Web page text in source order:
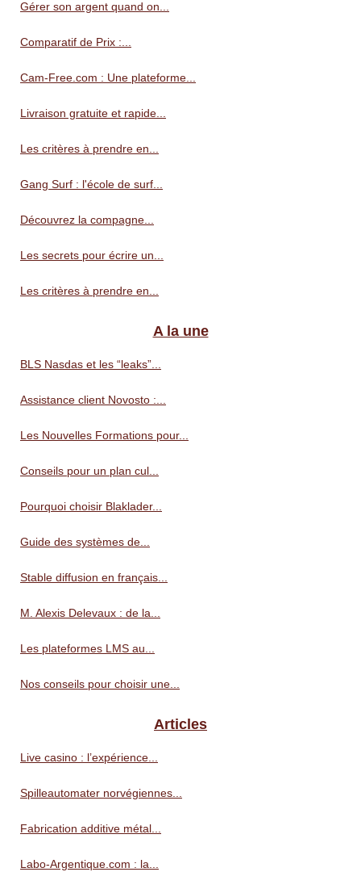
Gérer son argent quand on...
Comparatif de Prix :...
Cam-Free.com : Une plateforme...
Livraison gratuite et rapide...
Les critères à prendre en...
Gang Surf : l'école de surf...
Découvrez la compagne...
Les secrets pour écrire un...
Les critères à prendre en...
A la une
BLS Nasdas et les “leaks”...
Assistance client Novosto :...
Les Nouvelles Formations pour...
Conseils pour un plan cul...
Pourquoi choisir Blaklader...
Guide des systèmes de...
Stable diffusion en français...
M. Alexis Delevaux : de la...
Les plateformes LMS au...
Nos conseils pour choisir une...
Articles
Live casino : l’expérience...
Spilleautomater norvégiennes...
Fabrication additive métal...
Labo-Argentique.com : la...